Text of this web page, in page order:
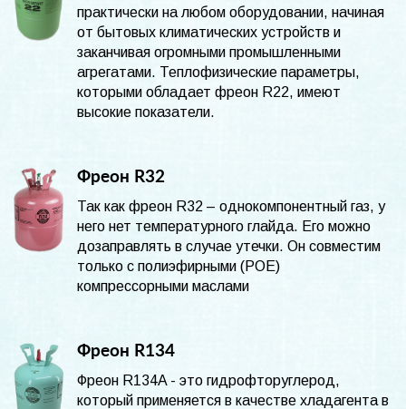
практически на любом оборудовании, начиная
от бытовых климатических устройств и
заканчивая огромными промышленными
агрегатами. Теплофизические параметры,
которыми обладает фреон R22, имеют
высокие показатели.
Фреон R32
Так как фреон R32 – однокомпонентный газ, у
него нет температурного глайда. Его можно
дозаправлять в случае утечки. Он совместим
только с полиэфирными (POE)
компрессорными маслами
Фреон R134
Фреон R134A - это гидрофторуглерод,
который применяется в качестве хладагента в